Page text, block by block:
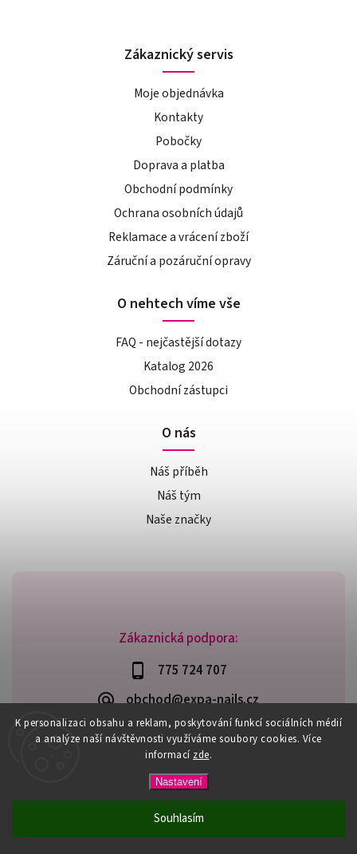
K personalizaci obsahu a reklam, poskytování funkcí sociálních médií
a analýze naší návštěvnosti využíváme soubory cookies. Více
informací zde.
Nastavení
Souhlasím
PŘI NÁKUPU NAD 600,- MÁTE DOPRAVU ZDARMA / DÁREK K
Zákaznická podpora:
775 724 707
obchod@expa-nails.cz
Zákaznický servis
Moje objednávka
Kontakty
Pobočky
Doprava a platba
Obchodní podmínky
Ochrana osobních údajů
Reklamace a vrácení zboží
Záruční a pozáruční opravy
O nehtech víme vše
FAQ - nejčastější dotazy
Katalog 2026
Obchodní zástupci
O nás
Náš příběh
Náš tým
Naše značky
Expanails.cz. Všechna práva vyhrazena.
Upravit nastavení cookies
VytvořilShoptet | Design